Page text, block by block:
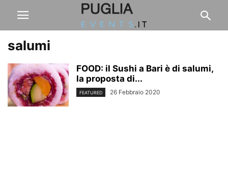
salumi
FOOD: il Sushi a Bari è di salumi,
la proposta di...
FEATURED 26 Febbraio 2020